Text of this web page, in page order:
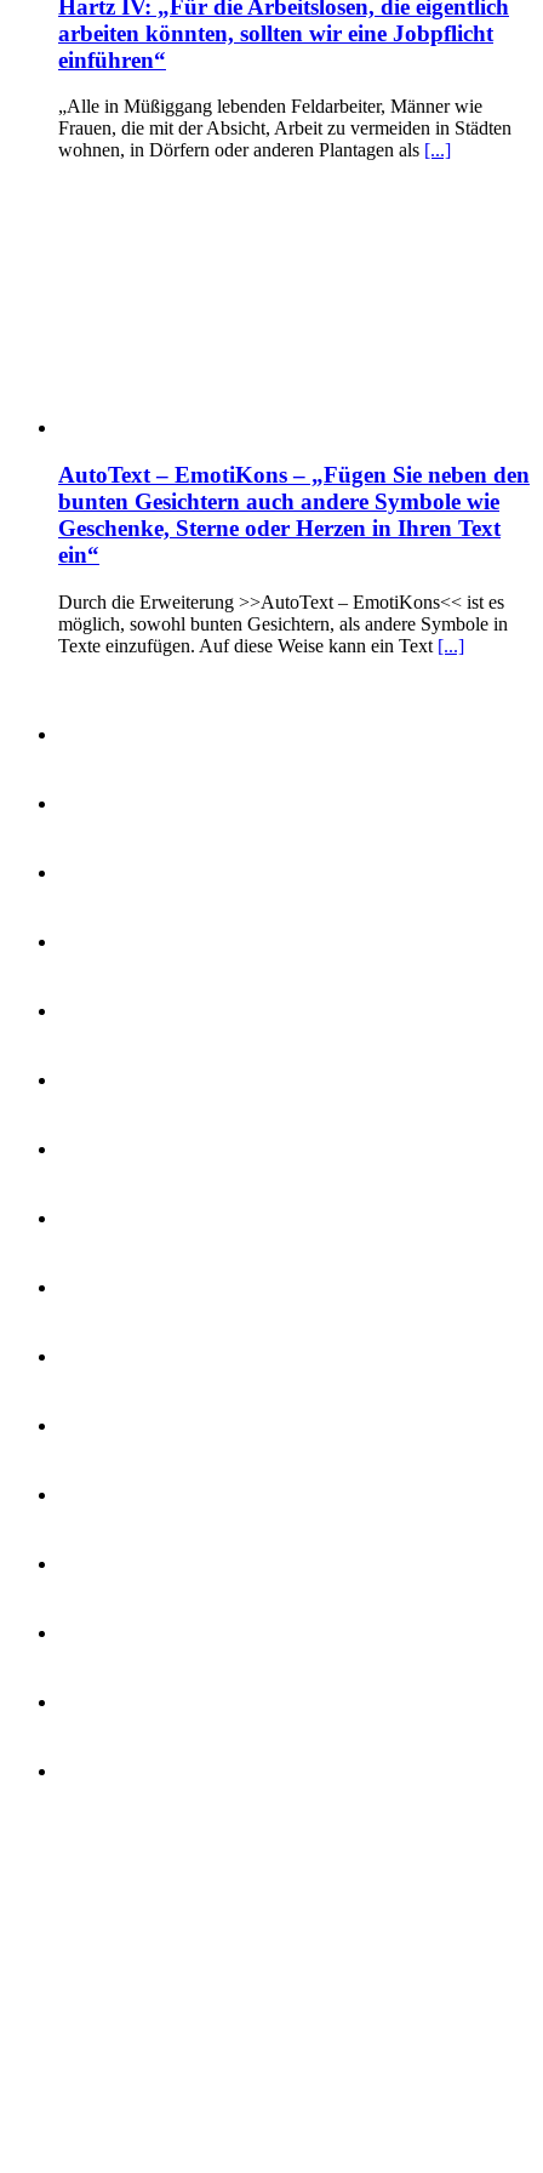
Hartz IV: „Für die Arbeitslosen, die eigentlich
arbeiten könnten, sollten wir eine Jobpflicht
einführen“
„Alle in Müßiggang lebenden Feldarbeiter, Männer wie
Frauen, die mit der Absicht, Arbeit zu vermeiden in Städten
wohnen, in Dörfern oder anderen Plantagen als [...]
AutoText – EmotiKons – „Fügen Sie neben den
bunten Gesichtern auch andere Symbole wie
Geschenke, Sterne oder Herzen in Ihren Text
ein“
Durch die Erweiterung >>AutoText – EmotiKons<< ist es
möglich, sowohl bunten Gesichtern, als andere Symbole in
Texte einzufügen. Auf diese Weise kann ein Text [...]